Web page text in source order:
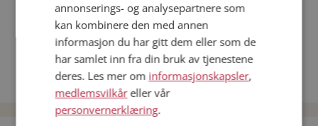
Andre single fra Grimstad
Kvinner fra Grimstad
Date kvinner i Norge
Date menn i Norge
annonserings- og analysepartnere som
kan kombinere den med annen
informasjon du har gitt dem eller som de
har samlet inn fra din bruk av tjenestene
deres. Les mer om informasjonskapsler,
medlemsvilkåreller vår
personvernerklæring.